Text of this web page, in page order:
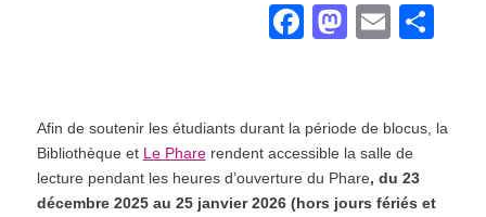
Facebook
Afin de soutenir les étudiants durant la période de blocus, la
Bibliothèque et Le Pharerendent accessible la salle de
lecture pendant les heures d’ouverture du Phare, du 23
décembre 2025 au 25 janvier 2026 (hors jours fériés et